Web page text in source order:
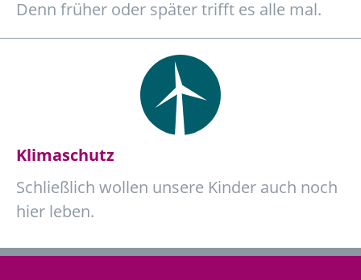
Denn früher oder später trifft es alle mal.
Klimaschutz
Schließlich wollen unsere Kinder auch noch
hier leben.